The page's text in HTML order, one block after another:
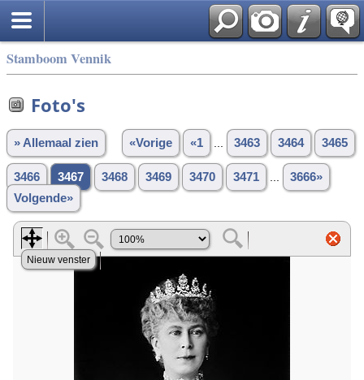
Stamboom Vennik
Foto's
» Allemaal zien «Vorige «1 3463 3464 3465
3466 3467 3468 3469 3470 3471
3666»
Volgende»